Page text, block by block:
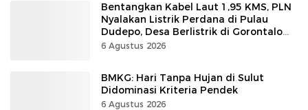
Bentangkan Kabel Laut 1,95 KMS, PLN
Nyalakan Listrik Perdana di Pulau
Dudepo, Desa Berlistrik di Gorontalo
100 Persen
6 Agustus 2026
BMKG: Hari Tanpa Hujan di Sulut
Didominasi Kriteria Pendek
6 Agustus 2026